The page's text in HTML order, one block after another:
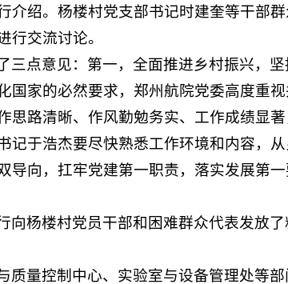
介绍。杨楼村党支部书记时建奎等干部
行交流讨论。
三点意见：第一，全面推进乡村振兴，
国家的必然要求，郑州航院党委高度重
思路清晰、作风勤勉务实、工作成绩显
记于浩杰要尽快熟悉工作环境和内容，
导向，扛牢党建第一职责，落实发展第
向杨楼村党员干部和困难群众代表发放
质量控制中心、实验室与设备管理处等部